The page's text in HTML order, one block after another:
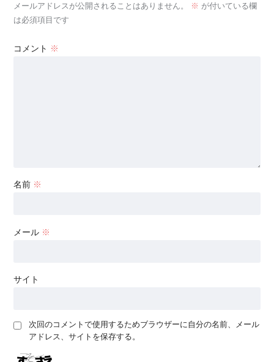
メールアドレスが公開されることはありません。 ※ が付いている欄
は必須項目です
コメント ※
名前 ※
メール ※
サイト
次回のコメントで使用するためブラウザーに自分の名前、メール
アドレス、サイトを保存する。